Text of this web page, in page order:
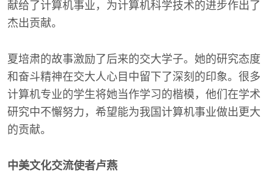
献给了计算机事业，为计算机科学技术的进步作出了
杰出贡献。
夏培肃的故事激励了后来的交大学子。她的研究态度
和奋斗精神在交大人心目中留下了深刻的印象。很多
计算机专业的学生将她当作学习的楷模，他们在学术
研究中不懈努力，希望能为我国计算机事业做出更大
的贡献。
中美文化交流使者卢燕